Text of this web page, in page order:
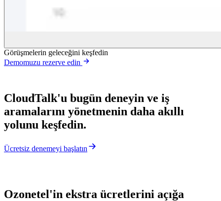
Görüşmelerin geleceğini keşfedin
Demomuzu rezerve edin
CloudTalk'u bugün deneyin ve iş
aramalarını yönetmenin daha akıllı
yolunu keşfedin.
Ücretsiz denemeyi başlatın
Ozonetel'in ekstra ücretlerini açığa